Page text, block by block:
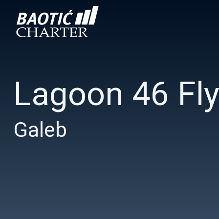
Lagoon 46 Fly
Galeb